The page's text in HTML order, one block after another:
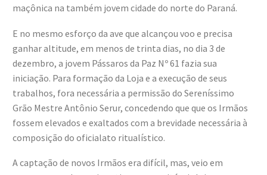
maçônica na também jovem cidade do norte do Paraná.
E no mesmo esforço da ave que alcançou voo e precisa
ganhar altitude, em menos de trinta dias, no dia 3 de
dezembro, a jovem Pássaros da Paz Nº 61 fazia sua
iniciação. Para formação da Loja e a execução de seus
trabalhos, fora necessária a permissão do Sereníssimo
Grão Mestre Antônio Serur, concedendo que que os Irmãos
fossem elevados e exaltados com a brevidade necessária à
composição do oficialato ritualístico.
A captação de novos Irmãos era difícil, mas, veio em